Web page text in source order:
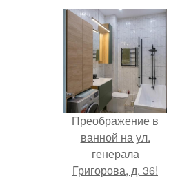
Преображение в
ванной на ул.
генерала
Григорова, д. 36!